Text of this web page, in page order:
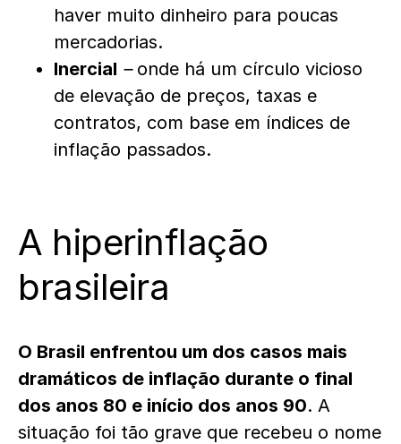
haver muito dinheiro para poucas
mercadorias.
Inercial – onde há um círculo vicioso
de elevação de preços, taxas e
contratos, com base em índices de
inflação passados.
A hiperinflação
brasileira
O Brasil enfrentou um dos casos mais
dramáticos de inflação durante o final
dos anos 80 e início dos anos 90. A
situação foi tão grave que recebeu o nome